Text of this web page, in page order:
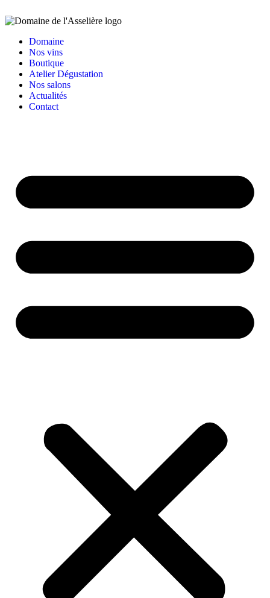
Domaine
Nos vins
Boutique
Atelier Dégustation
Nos salons
Actualités
Contact